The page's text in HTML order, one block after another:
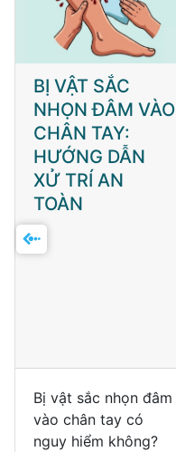
BỊ VẬT SẮC
NHỌN ĐÂM VÀO
CHÂN TAY:
HƯỚNG DẪN
XỬ TRÍ AN
TOÀN
Bị vật sắc nhọn đâm
vào chân tay có
nguy hiểm không?